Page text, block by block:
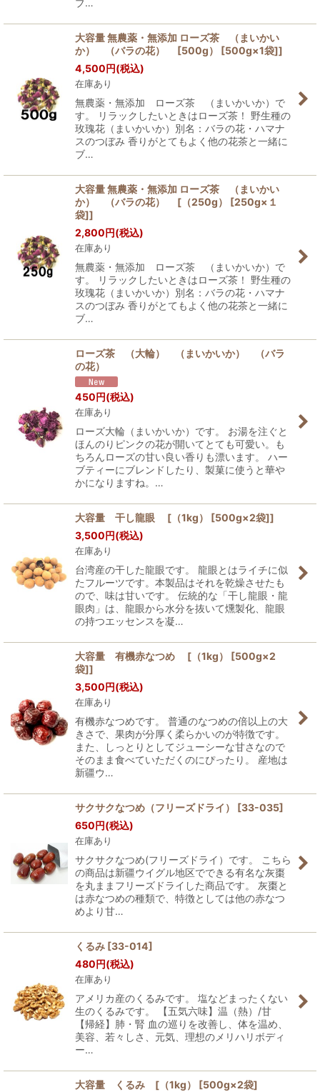
大容量 無農薬・無添加 ローズ茶 （まいかい
か） （バラの花） [500g） [500g×1袋]]
4,500円(税込)
在庫あり
無農薬・無添加 ローズ茶 （まいかいか）で
す。 リラックしたいときはローズ茶！ 野生種の
玫瑰花（まいかいか）別名：バラの花・ハマナ
スのつぼみ 香りがとてもよく他の花茶と一緒に
ブ…
大容量 無農薬・無添加 ローズ茶 （まいかい
か） （バラの花） [（250g） [250g×１
袋]]
2,800円(税込)
在庫あり
無農薬・無添加 ローズ茶 （まいかいか）で
す。 リラックしたいときはローズ茶！ 野生種の
玫瑰花（まいかいか）別名：バラの花・ハマナ
スのつぼみ 香りがとてもよく他の花茶と一緒に
ブ…
ローズ茶 （大輪） （まいかいか） （バラ
の花）
450円(税込)
在庫あり
ローズ大輪（まいかいか）です。 お湯を注ぐと
ほんのりピンクの花が開いてとても可愛い。も
ちろんローズの甘い良い香りも漂います。 ハー
ブティーにブレンドしたり、製菓に使うと華や
かになりますね。…
大容量 干し龍眼 [（1kg） [500g×2袋]]
3,500円(税込)
在庫あり
台湾産の干した龍眼です。 龍眼とはライチに似
たフルーツです。本製品はそれを乾燥させたも
ので、味は甘いです。 伝統的な「干し龍眼・龍
眼肉」は、龍眼から水分を抜いて燻製化、龍眼
の持つエッセンスを凝…
大容量 有機赤なつめ [（1kg） [500g×2
袋]]
3,500円(税込)
在庫あり
有機赤なつめです。 普通のなつめの倍以上の大
きさで、果肉が分厚く柔らかいのが特徴です。
また、しっとりとしてジューシーな甘さなので
そのまま食べていただくのにぴったり。 産地は
新疆ウ…
サクサクなつめ（フリーズドライ） [33-035]
650円(税込)
在庫あり
サクサクなつめ(フリーズドライ）です。 こちら
の商品は新疆ウイグル地区でできる有名な灰棗
を丸ままフリーズドライした商品です。 灰棗と
は赤なつめの種類で、特徴としては他の赤なつ
めより甘…
くるみ [33-014]
480円(税込)
在庫あり
アメリカ産のくるみです。 塩などまったくない
生のくるみです。 【五気六味】温（熱）/甘
【帰経】肺・腎 血の巡りを改善し、体を温め、
美容、若々しさ、元気、理想のメリハリボディ
ー…
大容量 くるみ [（1kg） [500g×2袋]